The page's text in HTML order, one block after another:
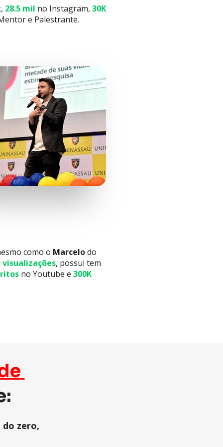
28.5 mil no Instagram, 30K
e Palestrante.
como o Marcelo
visualizações, possui tem
no Youtube e 300K